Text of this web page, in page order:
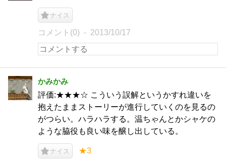
ナイス
コメント(0) 2013/10/17
かみかみ
評価:★★★☆ こういう誤解というかすれ違いを
抱えたままストーリーが進行していくのを見るの
がつらい。ハラハラする。温ちゃんとかシャケの
ような脇役も良い味を醸し出している。
ナイス ★3